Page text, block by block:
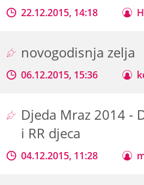
22.12.2015, 14:18
novogodisnja zelja
06.12.2015, 15:36
Djeda Mraz 2014 -
i RR djeca
04.12.2015, 11:28